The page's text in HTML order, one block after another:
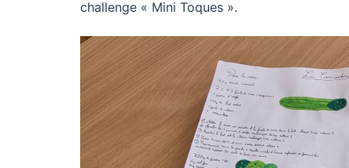
challenge « Mini Toques ».